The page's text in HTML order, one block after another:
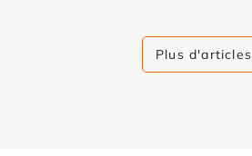
Plus d'articles